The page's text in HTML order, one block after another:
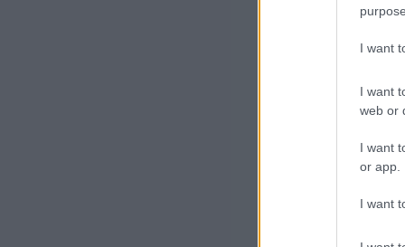
I want
I want
web or
I want
or app.
I want